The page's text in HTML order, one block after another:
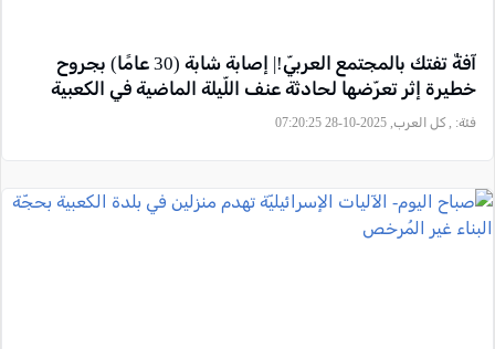
آفةٌ تفتك بالمجتمع العربيّ!| إصابة شابة (30 عامًا) بجروح
خطيرة إثر تعرّضها لحادثة عنف اللّيلة الماضية في الكعبية
فئة: , كل العرب, 2025-10-28 07:20:25